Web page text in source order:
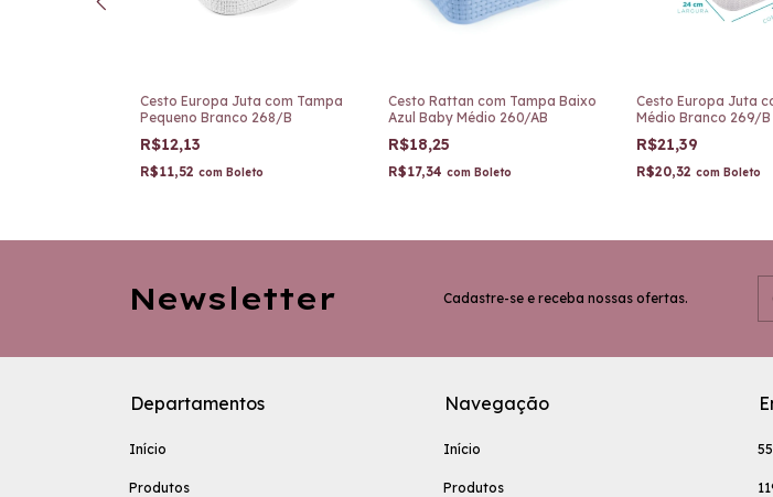
Cesto Europa Juta com Tampa
Pequeno Branco 268/B
R$12,13
R$11,52 com Boleto
Cesto Rattan com Tampa Baixo
Azul Baby Médio 260/AB
R$18,25
R$17,34 com Boleto
Cesto Europa Juta
Médio Branco 269/B
R$21,39
R$20,32 com Boleto
Newsletter Cadastre-se e receba nossas ofertas.
Departamentos
Início
Produtos
Navegação
Início
Produtos